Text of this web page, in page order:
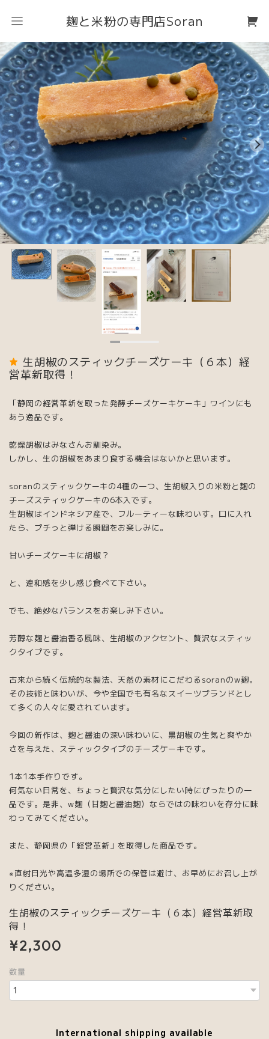
麹と米粉の専門店Soran
生胡椒のスティックチーズケーキ（６本）経
営革新取得！
「静岡の経営革新を取った発酵チーズケーキケーキ」ワインにも
あう逸品です。
乾燥胡椒はみなさんお馴染み。
しかし、生の胡椒をあまり食する機会はないかと思います。
soranのスティックケーキの4種の一つ、生胡椒入りの米粉と麹の
チーズスティックケーキの6本入です。
生胡椒はインドネシア産で、フルーティーな味わいす。口に入れ
たら、プチっと弾ける瞬間をお楽しみに。
甘いチーズケーキに胡椒？
と、違和感を少し感じ食べて下さい。
でも、絶妙なバランスをお楽しみ下さい。
芳醇な麹と醤油香る風味、生胡椒のアクセント、贅沢なスティッ
クタイプです。
古来から続く伝統的な製法、天然の素材にこだわるsoranのw麹。
その技術と味わいが、今や全国でも有名なスイーツブランドとし
て多くの人々に愛されています。
今回の新作は、麹と醤油の深い味わいに、黒胡椒の生気と爽やか
さを与えた、スティックタイプのチーズケーキです。
1本1本手作りです。
何気ない日常を、ちょっと贅沢な気分にしたい時にぴったりの一
品です。是非、w麹（甘麹と醤油麹）ならではの味わいを存分に味
わってみてください。
また、静岡県の「経営革新」を取得した商品です。
※直射日光や高温多湿の場所での保管は避け、お早めにお召し上が
りください。
生胡椒のスティックチーズケーキ（６本）経営革新取
得！
¥2,300
数量
International shipping available